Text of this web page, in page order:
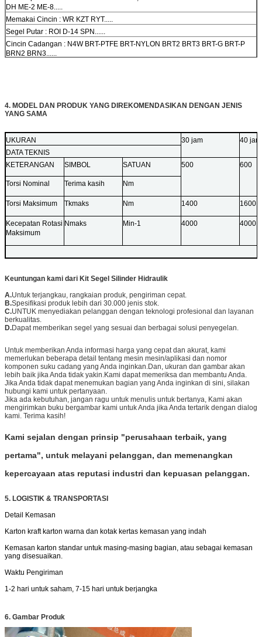
DH ME-2 ME-8.....
Memakai Cincin : WR KZT RYT.....
Segel Putar : ROI D-14 SPN......
Cincin Cadangan : N4W BRT-PTFE BRT-NYLON BRT2 BRT3 BRT-G BRT-P
BRN2 BRN3......
Katup Pendorong Segel minyak mengambang Bushing segel silinder hidrolik
4. MODEL DAN PRODUK YANG DIREKOMENDASIKAN DENGAN JENIS
YANG SAMA
UKURAN 30 jam
40 jam
DATA TEKNIS
KETERANGAN
SIMBOL SATUAN 500 600
Torsi Nominal Terima kasih Nm
Torsi Maksimum Tkmaks Nm 1400 1600
Kecepatan Rotasi
Maksimum
Nmaks Min-1 4000 4000
Keuntungan kami dari Kit Segel Silinder Hidraulik
A.Untuk terjangkau, rangkaian produk, pengiriman cepat.
B.Spesifikasi produk lebih dari 30.000 jenis stok.
C.UNTUK menyediakan pelanggan dengan teknologi profesional dan layanan
berkualitas.
D.Dapat memberikan segel yang sesuai dan berbagai solusi penyegelan.
Untuk memberikan Anda informasi harga yang cepat dan akurat, kami
memerlukan beberapa detail tentang mesin mesin/aplikasi dan nomor
komponen suku cadang yang Anda inginkan.Dan, ukuran dan gambar akan
lebih baik jika Anda tidak yakin.Kami dapat memeriksa dan membantu Anda.
Jika Anda tidak dapat menemukan bagian yang Anda inginkan di sini, silakan
hubungi kami untuk pertanyaan.
Jika ada kebutuhan, jangan ragu untuk menulis untuk bertanya, Kami akan
mengirimkan buku bergambar kami untuk Anda jika Anda tertarik dengan dialog
kami. Terima kasih!
Kami sejalan dengan prinsip "perusahaan terbaik, yang
pertama", untuk melayani pelanggan, dan memenangkan
kepercayaan atas reputasi industri dan kepuasan pelanggan.
5. LOGISTIK & TRANSPORTASI
Detail Kemasan
Karton kraft karton warna dan kotak kertas kemasan yang indah
Kemasan karton standar untuk masing-masing bagian, atau sebagai kemasan
yang disesuaikan.
Waktu Pengiriman
1-2 hari untuk saham, 7-15 hari untuk berjangka
6. Gambar Produk